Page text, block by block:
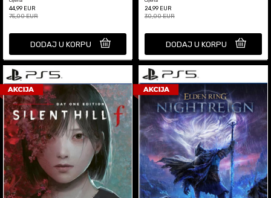
44,99 EUR
75,00EUR
DODAJ U KORPU
24,99 EUR
30,00EUR
DODAJ U KORPU